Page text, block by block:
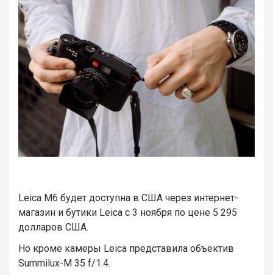
Leica M6 будет доступна в США через интернет-
магазин и бутики Leica с 3 ноября по цене 5 295
долларов США.
Но кроме камеры Leica представила объектив
Summilux-M 35 f/1.4.